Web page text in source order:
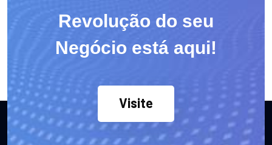
Revolução do seu
Negócio está aqui!
Visite